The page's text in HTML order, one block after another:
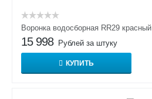
Воронка водосборная RR29 красный
15 998 Рублей за штуку
КУПИТЬ